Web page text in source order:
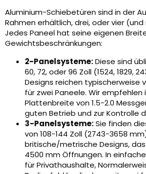
Aluminium-Schiebetüren sind in der
Rahmen erhältlich, drei, oder vier
Jedes Paneel hat seine eigenen
Gewichtsbeschränkungen:
2-Panelsysteme:Diese sind
60, 72, oder 96 Zoll (1524, 1829,
Designs reichen typischerweise
für zwei Paneele. Wir empfehlen
Plattenbreite von 1.5-2.0
guten Betrieb und zur Kontrolle
3-Panelsysteme:Sie finden
von 108-144 Zoll (2743-3658
britische/metrische Designs,
4500 mm Öffnungen. In
für Privathaushalte,